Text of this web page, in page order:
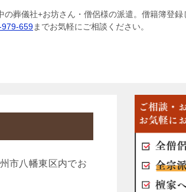
の葬儀社+お坊さん・僧侶様の派遣。僧籍簿登
659までお気軽にご相談ください。
市八幡東区内でお